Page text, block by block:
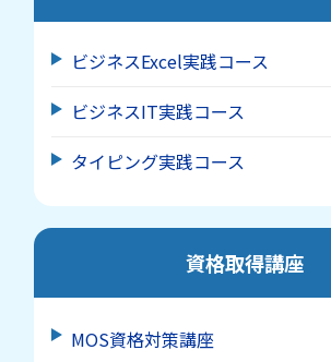
ビジネスExcel実践コース
ビジネスIT実践コース
タイピング実践コース
資格取得講座
MOS資格対策講座